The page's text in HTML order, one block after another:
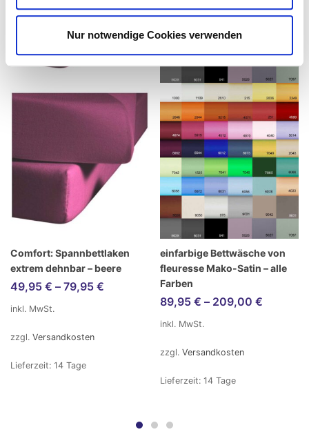
Nur notwendige Cookies verwenden
Comfort: Spannbettlaken
extrem dehnbar – beere
49,95 € – 79,95 €
inkl. MwSt.
zzgl. Versandkosten
Lieferzeit: 14 Tage
einfarbige Bettwäsche von
fleuresse Mako-Satin – alle
Farben
89,95 € – 209,00 €
inkl. MwSt.
zzgl. Versandkosten
Lieferzeit: 14 Tage